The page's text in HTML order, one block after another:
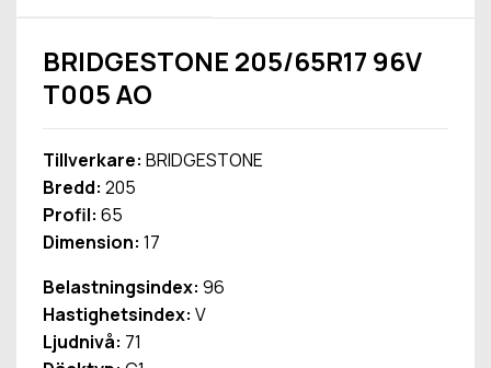
BRIDGESTONE 205/65R17 96V
T005 AO
Tillverkare: BRIDGESTONE
Bredd: 205
Profil: 65
Dimension: 17
Belastningsindex: 96
Hastighetsindex: V
Ljudnivå: 71